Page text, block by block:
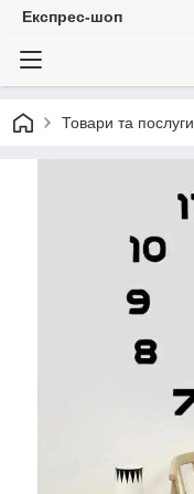
Експрес-шоп
Товари та послуги